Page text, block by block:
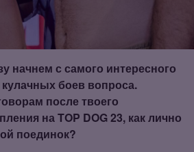
начнем с самого интересного
боев вопроса.
после твоего
на TOP DOG 23, как лично
поединок?